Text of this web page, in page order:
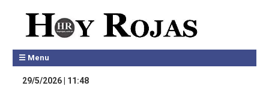
☰ Menu
29/5/2026 | 11:48